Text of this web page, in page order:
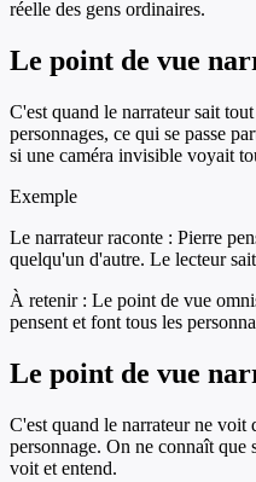
réelle des gens ordinaires.
Le point de vue
C'est quand le narrateur sait
personnages, ce qui se passe
si une caméra invisible voyait
Exemple
Le narrateur raconte : Pierre
quelqu'un d'autre. Le lecteur
À retenir : Le point de vue
pensent et font tous les
Le point de vue
C'est quand le narrateur ne voit
personnage. On ne connaît que
voit et entend.